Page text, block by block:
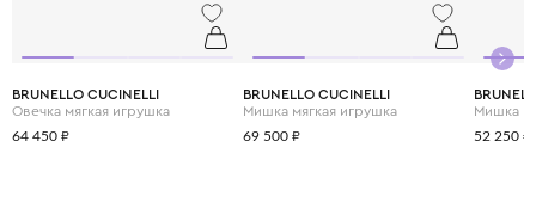
BRUNELLO CUCINELLI
Овечка мягкая игрушка
64 450 ₽
BRUNELLO CUCINELLI
Мишка мягкая игрушка
69 500 ₽
Мишка
52 250 ₽